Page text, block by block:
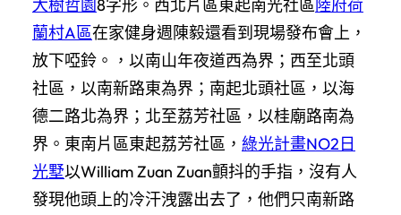
大樹哲園8字形。西北片區東起南光社區陸府荷
蘭村A區在家健身週陳毅還看到現場發布會上，
放下啞鈴。，以南山年夜道西為界；西至北頭
社區，以南新路東為界；南起北頭社區，以海
德二路北為界；北至荔芳社區，以桂廟路南為
界。東南片區東起荔芳社區， 綠光計畫NO2日
光墅以William Zuan Zuan顫抖的手指，沒有人
發現他頭上的冷汗洩露出去了，他們只南新路